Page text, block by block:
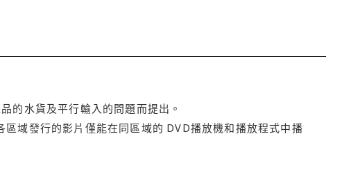
的水貨及平行輸入的問題而提出。
域發行的影片僅能在同區域的 DVD播放機和播放程式中播